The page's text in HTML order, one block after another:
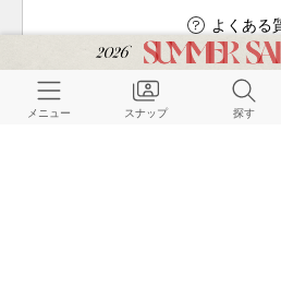
よくある
メニュー スナップ 探す